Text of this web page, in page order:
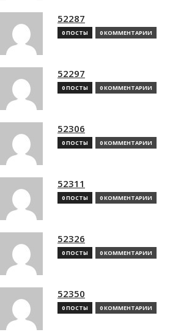
52287
0 ПОСТЫ 0 КОММЕНТАРИИ
52297
0 ПОСТЫ 0 КОММЕНТАРИИ
52306
0 ПОСТЫ 0 КОММЕНТАРИИ
52311
0 ПОСТЫ 0 КОММЕНТАРИИ
52326
0 ПОСТЫ 0 КОММЕНТАРИИ
52350
0 ПОСТЫ 0 КОММЕНТАРИИ